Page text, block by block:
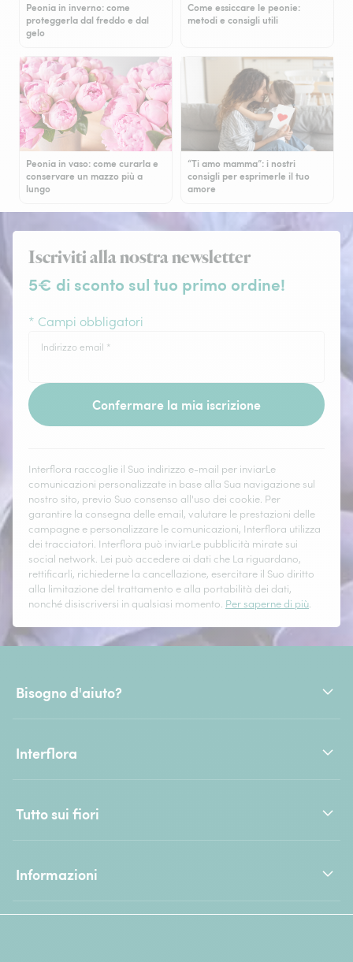
Peonia in inverno: come
proteggerla dal freddo e dal
gelo
Come essiccare le peonie:
metodi e consigli utili
Peonia in vaso: come curarla e
conservare un mazzo più a
lungo
“Ti amo mamma”: i nostri
consigli per esprimerle il tuo
amore
Iscriviti alla nostra newsletter
5€ di sconto sul tuo primo ordine!
* Campi obbligatori
Indirizzo email *
Confermare la mia iscrizione
Interflora raccoglie il Suo indirizzo e-mail per inviarLe
comunicazioni personalizzate in base alla Sua navigazione sul
nostro sito, previo Suo consenso all'uso dei cookie. Per
garantire la consegna delle email, valutare le prestazioni delle
campagne e personalizzare le comunicazioni, Interflora utilizza
dei tracciatori. Interflora può inviarLe pubblicità mirate sui
social network. Lei può accedere ai dati che La riguardano,
rettificarli, richiederne la cancellazione, esercitare il Suo diritto
alla limitazione del trattamento e alla portabilità dei dati,
nonché disiscriversi in qualsiasi momento. Per saperne di più.
Bisogno d'aiuto?
Interflora
Tutto sui fiori
Informazioni